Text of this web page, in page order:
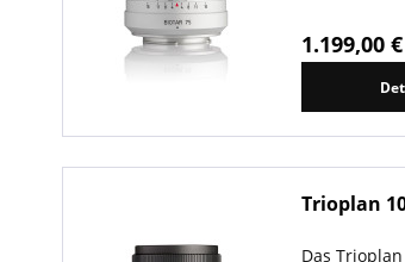
1.199,00
Trioplan
Das